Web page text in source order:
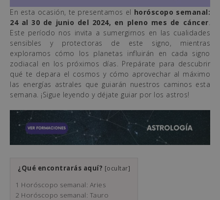
En esta ocasión, te presentamos el horóscopo semanal:
24 al 30 de junio del 2024, en pleno mes de cáncer
Este período nos invita a sumergirnos en las cualidades
sensibles y protectoras de este signo, mientras
exploramos cómo los planetas influirán en cada signo
zodiacal en los próximos días. Prepárate para descubrir
qué te depara el cosmos y cómo aprovechar al máximo
las energías astrales que guiarán nuestros caminos esta
semana. ¡Sigue leyendo y déjate guiar por los astros!
¿Qué encontrarás aquí? [ocultar]
1 Horóscopo semanal: Aries
2 Horóscopo semanal: Tauro